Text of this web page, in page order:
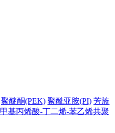
聚醚酮(PEK) 聚酰亚胺(PI) 芳族
甲基丙烯酸-丁二烯-苯乙烯共聚